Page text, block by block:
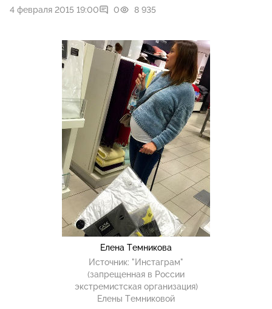
4 февраля 2015 19:00 0 8 935
Елена Темникова
Источник: "Инстаграм"
(запрещенная в России
экстремистская организация)
Елены Темниковой